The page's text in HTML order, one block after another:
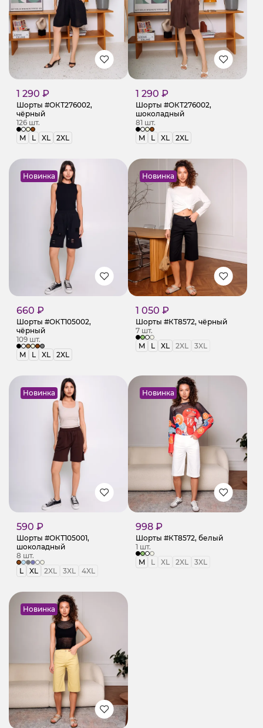
1 290 ₽
Шорты #ОКТ276002,
чёрный
126 шт.
M
L XL 2XL
1 290 ₽
Шорты #ОКТ276002,
шоколадный
81 шт.
M
L XL 2XL
Новинка
660 ₽
Шорты #ОКТ105002,
чёрный
109 шт.
M
L XL 2XL
Новинка
1 050 ₽
Шорты #КТ8572, чёрный
7 шт.
M
L XL 2XL 3XL
Новинка
590 ₽
Шорты #ОКТ105001,
шоколадный
8 шт.
L
XL 2XL 3XL 4XL
Новинка
998 ₽
Шорты #КТ8572, белый
1 шт.
M
L XL 2XL 3XL
Новинка